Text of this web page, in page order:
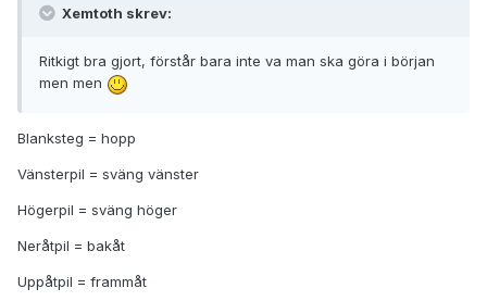
Xemtoth skrev:
Ritkigt bra gjort, förstår bara inte va man ska göra i början
men men
Blanksteg = hopp
Vänsterpil = sväng vänster
Högerpil = sväng höger
Neråtpil = bakåt
Uppåtpil = frammåt